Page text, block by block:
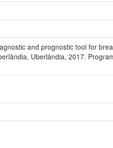
and prognostic tool for
Uberlândia, 2017.